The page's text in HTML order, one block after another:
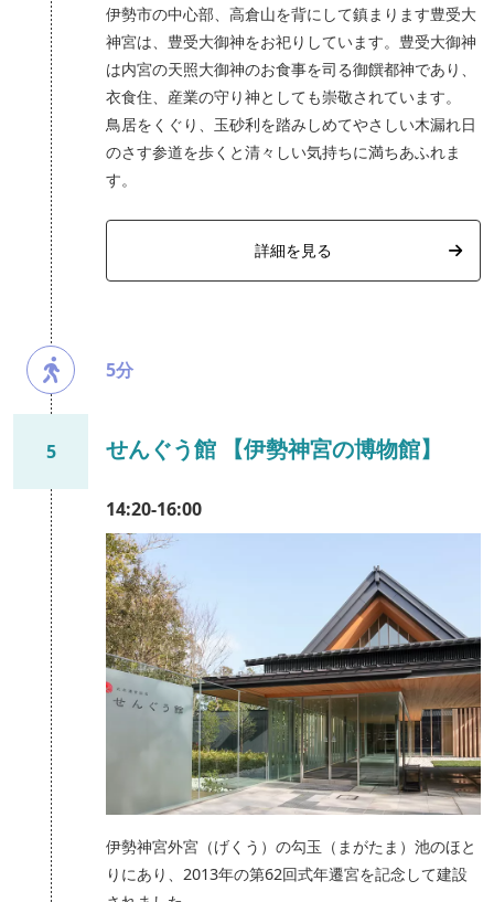
伊勢市の中心部、高倉山を背にして鎮まります豊受大
神宮は、豊受大御神をお祀りしています。豊受大御神
は内宮の天照大御神のお食事を司る御饌都神であり、
衣食住、産業の守り神としても崇敬されています。
鳥居をくぐり、玉砂利を踏みしめてやさしい木漏れ日
のさす参道を歩くと清々しい気持ちに満ちあふれま
す。
詳細を見る
5分
5 せんぐう館 【伊勢神宮の博物館】
14:20-16:00
伊勢神宮外宮（げくう）の勾玉（まがたま）池のほと
りにあり、2013年の第62回式年遷宮を記念して建設